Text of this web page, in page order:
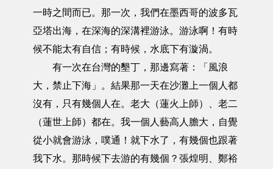
一時之間而已。那一次，我們在墨西哥的波多瓦
亞塔出海，在深海的深溝裡游泳。游泳啊！有時
候不能太有自信；有時候，水底下有漩渦。
有一次在台灣的墾丁，那邊寫著：「風浪
大，禁止下海」。結果那一天在沙灘上一個人都
沒有，只有幾個人在。老大（蓮火上師）、老二
（蓮世上師）都在。我一個人藝高人膽大，自覺
從小就會游泳，噗通！就下水了，有幾個也跟著
我下水。那時候下去游的有幾個？張煌明、鄭裕